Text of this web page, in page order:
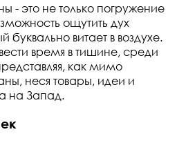
- это не только погружение
ощутить дух
буквально витает в воздухе.
время в тишине, среди
как мимо
неся товары, идеи и
на Запад.